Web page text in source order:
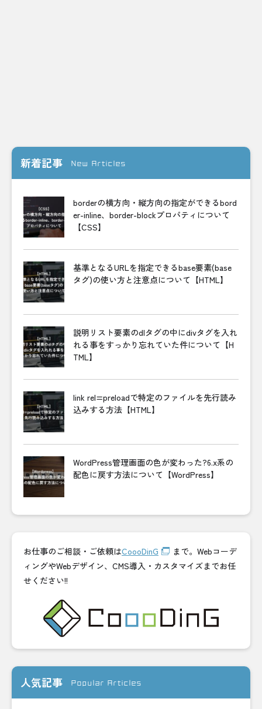
新着記事 New Articles
borderの横方向・縦方向の指定ができるbord
er-inline、border-blockプロパティについて
【CSS】
基準となるURLを指定できるbase要素(base
タグ)の使い方と注意点について【HTML】
説明リスト要素のdlタグの中にdivタグを入れ
れる事をすっかり忘れていた件について【H
TML】
link rel=preloadで特定のファイルを先行読み
込みする方法【HTML】
WordPress管理画面の色が変わった?6.x系の
配色に戻す方法について【WordPress】
お仕事のご相談・ご依頼はCoooDinG
まで。Webコーデ
ィングやWebデザイン、CMS導入・カスタマイズまでお任
せください!!
人気記事 Popular Articles